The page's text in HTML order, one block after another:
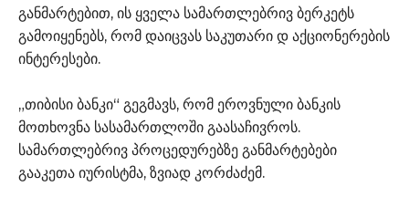
განმარტებით, ის ყველა სამართლებრივ ბერკეტს
გამოიყენებს, რომ დაიცვას საკუთარი დ აქციონერების
ინტერესები.
„თიბისი ბანკი“ გეგმავს, რომ ეროვნული ბანკის
მოთხოვნა სასამართლოში გაასაჩივროს.
სამართლებრივ პროცედურებზე განმარტებები
გააკეთა იურისტმა, ზვიად კორძაძემ.